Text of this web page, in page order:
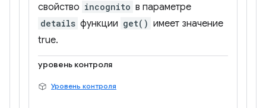
свойство incognito в параметре
details функции get() имеет значение
true.
уровень контроля
Уровень контроля